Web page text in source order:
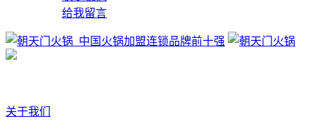
给我留言
关于我们